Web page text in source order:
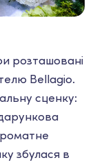
розташовані
Bellagio.
сценку:
збулася в